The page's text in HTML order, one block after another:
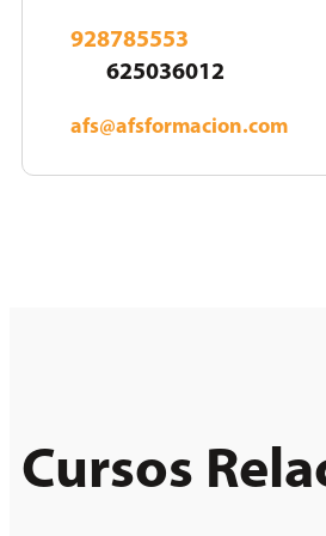
928785553
625036012
afs@afsformacion.com
Cursos